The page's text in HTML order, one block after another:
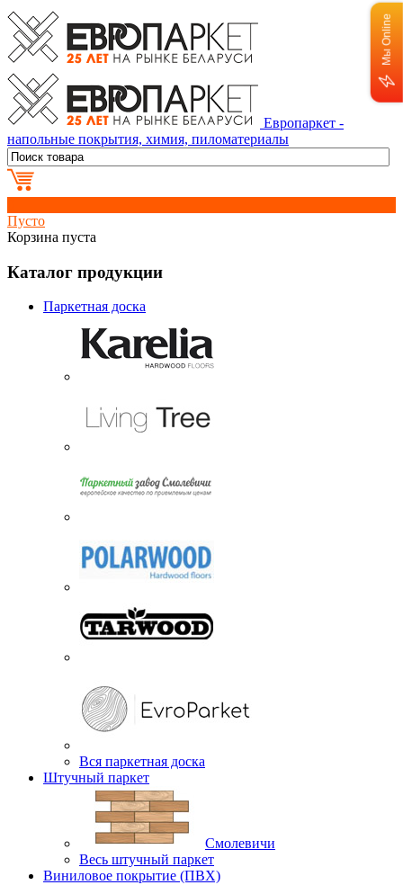
Европаркет -
напольные покрытия, химия, пиломатериалы
Пусто
Корзина пуста
Каталог продукции
Паркетная доска
Вся паркетная доска
Штучный паркет
Смолевичи
Весь штучный паркет
Виниловое покрытие (ПВХ)
Мы Online